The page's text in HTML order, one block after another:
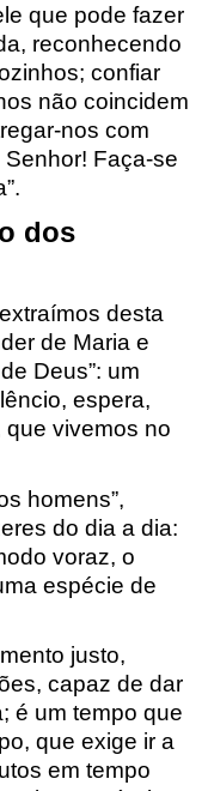
que pode fazer
reconhecendo
confiar
não coincidem
nos com
Faça-se
dos
desta
de Maria e
Deus”: um
espera,
vivemos no
homens”,
do dia a dia:
voraz, o
espécie de
justo,
capaz de dar
é um tempo que
que exige ir a
em tempo